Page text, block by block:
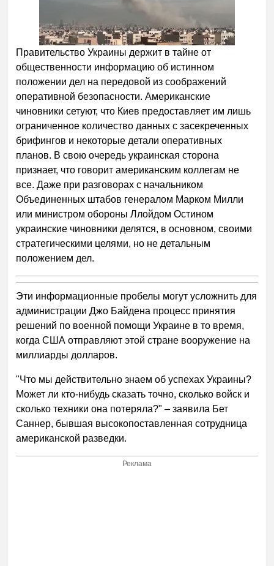
Правительство Украины держит в тайне от
общественности информацию об истинном
положении дел на передовой из соображений
оперативной безопасности. Американские
чиновники сетуют, что Киев предоставляет им лишь
ограниченное количество данных с засекреченных
брифингов и некоторые детали оперативных
планов. В свою очередь украинская сторона
признает, что говорит американским коллегам не
все. Даже при разговорах с начальником
Объединенных штабов генералом Марком Милли
или министром обороны Ллойдом Остином
украинские чиновники делятся, в основном, своими
стратегическими целями, но не детальным
положением дел.
Эти информационные пробелы могут усложнить для
администрации Джо Байдена процесс принятия
решений по военной помощи Украине в то время,
когда США отправляют этой стране вооружение на
миллиарды долларов.
"Что мы действительно знаем об успехах Украины?
Может ли кто-нибудь сказать точно, сколько войск и
сколько техники она потеряла?" – заявила Бет
Саннер, бывшая высокопоставленная сотрудница
американской разведки.
Реклама